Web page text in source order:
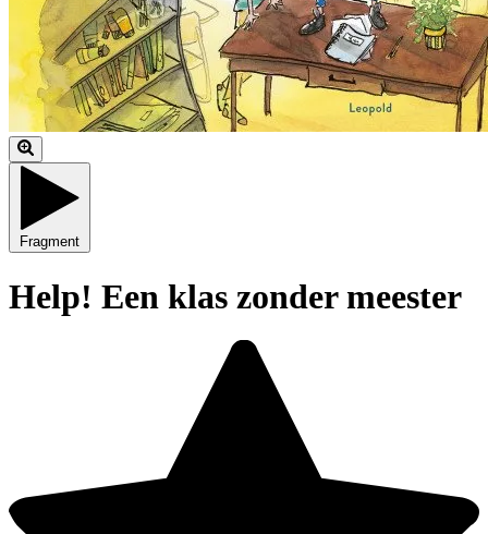
Fragment
Help! Een klas zonder meester